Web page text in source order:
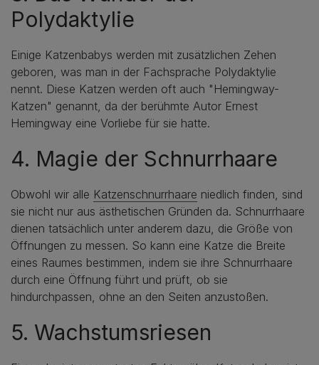
Polydaktylie
Einige Katzenbabys werden mit zusätzlichen Zehen
geboren, was man in der Fachsprache Polydaktylie
nennt. Diese Katzen werden oft auch "Hemingway-
Katzen" genannt, da der berühmte Autor Ernest
Hemingway eine Vorliebe für sie hatte.
4. Magie der Schnurrhaare
Obwohl wir alle Katzenschnurrhaare niedlich finden, sind
sie nicht nur aus ästhetischen Gründen da. Schnurrhaare
dienen tatsächlich unter anderem dazu, die Größe von
Öffnungen zu messen. So kann eine Katze die Breite
eines Raumes bestimmen, indem sie ihre Schnurrhaare
durch eine Öffnung führt und prüft, ob sie
hindurchpassen, ohne an den Seiten anzustoßen.
5. Wachstumsriesen